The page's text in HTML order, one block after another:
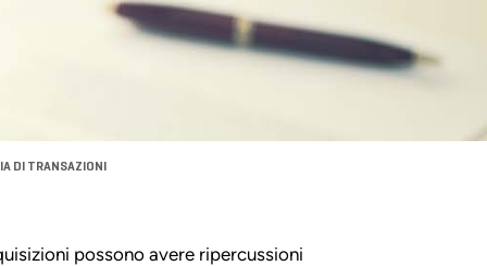
DI TRANSAZIONI
possono avere ripercussioni